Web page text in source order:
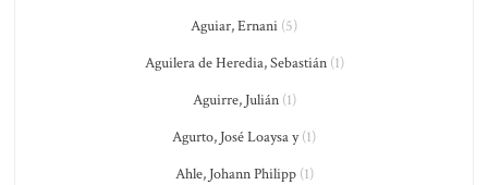
Aguiar, Ernani (5)
Aguilera de Heredia, Sebastián(1)
Aguirre, Julián(1)
Agurto, José Loaysa y(1)
Ahle, Johann Philipp(1)